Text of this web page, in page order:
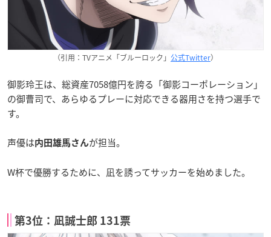
（引用：TVアニメ「ブルーロック」 公式Twitter）
御影玲王は、総資産7058億円を誇る「御影コーポレーション」
の御曹司で、あらゆるプレーに対応できる器用さを持つ選手で
す。
声優は内田雄馬さんが担当。
W杯で優勝するために、凪を誘ってサッカーを始めました。
第3位：凪誠士郎 131票